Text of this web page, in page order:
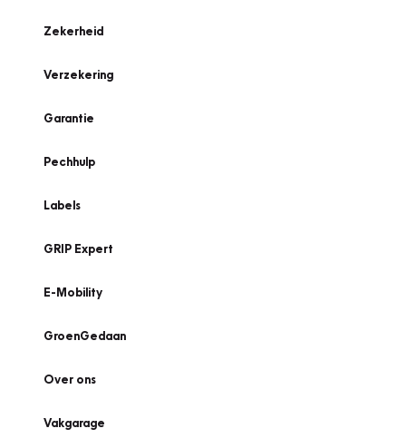
Zekerheid
Verzekering
Garantie
Pechhulp
Labels
GRIP Expert
E-Mobility
GroenGedaan
Over ons
Vakgarage